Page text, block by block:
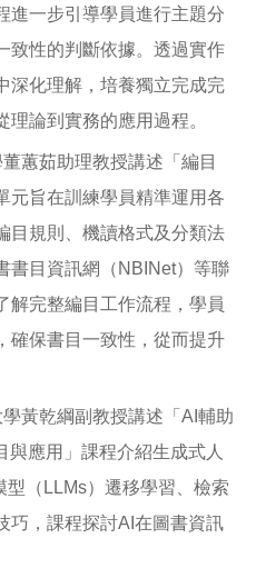
進一步引導學員進行主題分
致性的判斷依據。透過實作
深化理解，培養獨立完成完
論到實務的應用過程。
茹助理教授講述「編目
元旨在訓練學員精準運用各
目規則、機讀格式及分類法
書目資訊網（NBINet）等聯
解完整編目工作流程，學員
確保書目一致性，從而提升
乾綱副教授講述「AI輔助
應用」課程介紹生成式人
（LLMs）遷移學習、檢索
巧，課程探討AI在圖書資訊